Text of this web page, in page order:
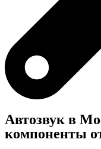
Автозвук в
компоненты